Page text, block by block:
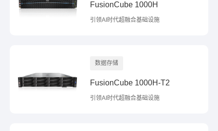
FusionCube 1000H
引领AI时代超融合基础设施
数据存储
FusionCube 1000H-T2
引领AI时代超融合基础设施